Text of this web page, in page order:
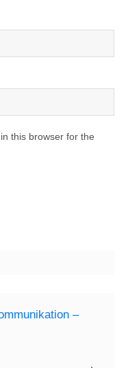
this browser for the
–